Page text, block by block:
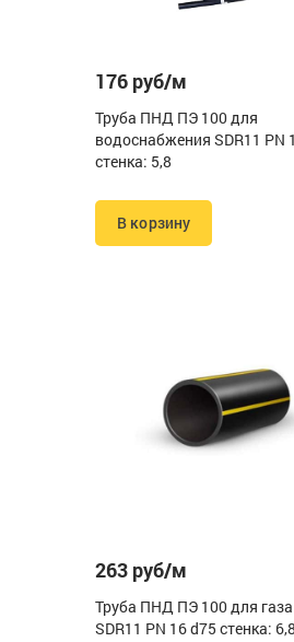
176 руб/м
Труба ПНД ПЭ 100 для
водоснабжения SDR11 PN
стенка: 5,8
В корзину
263 руб/м
Труба ПНД ПЭ 100 для газа
SDR11 PN 16 d75 стенка: 6,8